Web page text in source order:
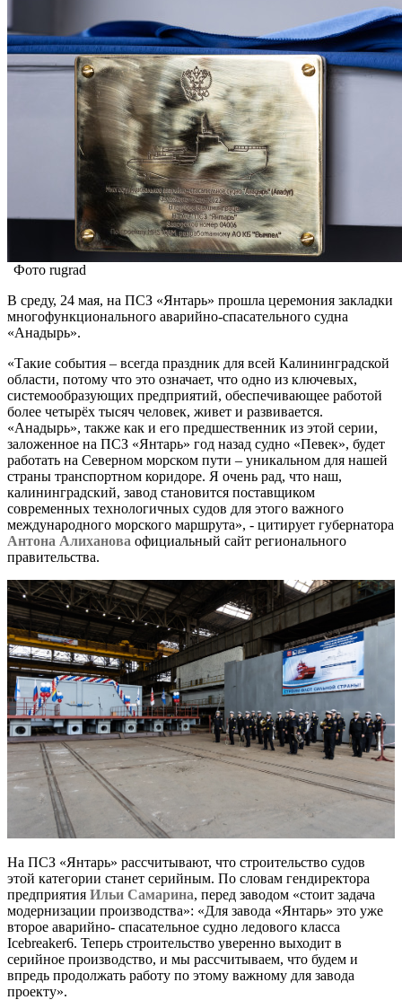
Фото rugrad
В среду, 24 мая, на ПСЗ «Янтарь» прошла церемония закладки
многофункционального аварийно-спасательного судна
«Анадырь».
«Такие события – всегда праздник для всей Калининградской
области, потому что это означает, что одно из ключевых,
системообразующих предприятий, обеспечивающее работой
более четырёх тысяч человек, живет и развивается.
«Анадырь», также как и его предшественник из этой серии,
заложенное на ПСЗ «Янтарь» год назад судно «Певек», будет
работать на Северном морском пути – уникальном для нашей
страны транспортном коридоре. Я очень рад, что наш,
калининградский, завод становится поставщиком
современных технологичных судов для этого важного
международного морского маршрута», - цитирует губернатора
Антона Алиханова официальный сайт регионального
правительства.
На ПСЗ «Янтарь» рассчитывают, что строительство судов
этой категории станет серийным. По словам гендиректора
предприятия Ильи Самарина, перед заводом «стоит задача
модернизации производства»: «Для завода «Янтарь» это уже
второе аварийно- спасательное судно ледового класса
Icebreaker6. Теперь строительство уверенно выходит в
серийное производство, и мы рассчитываем, что будем и
впредь продолжать работу по этому важному для завода
проекту».